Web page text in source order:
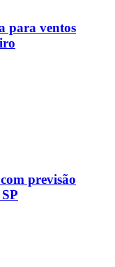
para ventos
previsão